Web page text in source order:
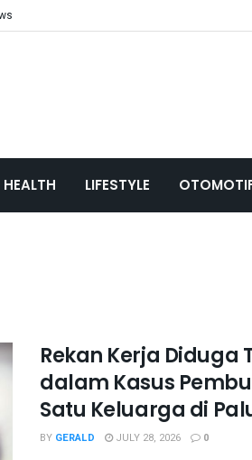
HEALTH LIFESTYLE
Rekan Kerja Diduga
dalam Kasus
Satu Keluarga di
BY GERALD JULY 28, 2026 0